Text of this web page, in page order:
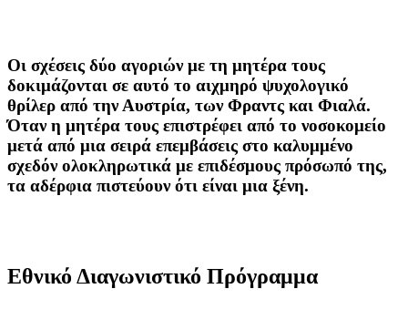
Οι σχέσεις δύο αγοριών με τη μητέρα τους
δοκιμάζονται σε αυτό το αιχμηρό ψυχολογικό
θρίλερ από την Αυστρία, των Φραντς και Φιαλά.
Όταν η μητέρα τους επιστρέφει από το νοσοκομείο
μετά από μια σειρά επεμβάσεις στο καλυμμένο
σχεδόν ολοκληρωτικά με επιδέσμους πρόσωπό της,
τα αδέρφια πιστεύουν ότι είναι μια ξένη.
Eθνικό Διαγωνιστικό Πρόγραμμα